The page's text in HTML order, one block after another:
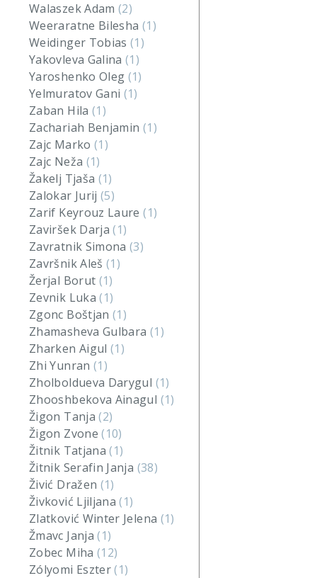
Walaszek Adam(2)
Weeraratne Bilesha (1)
Weidinger Tobias(1)
Yakovleva Galina(1)
Yaroshenko Oleg (1)
Yelmuratov Gani (1)
Zaban Hila (1)
Zachariah Benjamin (1)
Zajc Marko (1)
Zajc Neža (1)
Žakelj Tjaša (1)
Zalokar Jurij(5)
Zarif Keyrouz Laure(1)
Zaviršek Darja(1)
Zavratnik Simona(3)
Završnik Aleš(1)
Žerjal Borut (1)
Zevnik Luka(1)
Zgonc Boštjan(1)
Zhamasheva Gulbara (1)
Zharken Aigul(1)
Zhi Yunran (1)
Zholboldueva Darygul (1)
Zhooshbekova Ainagul (1)
Žigon Tanja(2)
Žigon Zvone(10)
Žitnik Tatjana(1)
Žitnik Serafin Janja (38)
Živić Dražen (1)
Živković Ljiljana(1)
Zlatković Winter Jelena (1)
Žmavc Janja(1)
Zobec Miha (12)
Zólyomi Eszter(1)